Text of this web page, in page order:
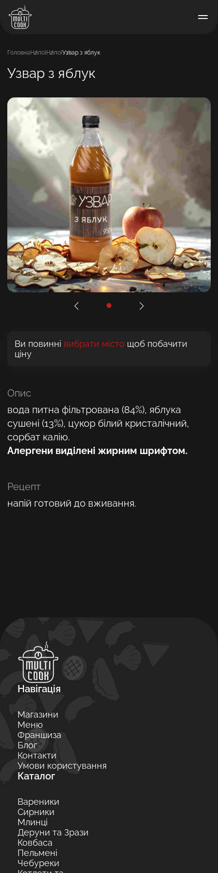
Головна НапоїНапоїУзвар з яблук
Узвар з яблук
Ви повинні вибрати місто щоб побачити
ціну
Опис
вода питна фільтрована (84%), яблука
сушені (13%), цукор білий кристалічний,
сорбат калію.
Алергени виділені жирним шрифтом.
Рецепт
напій готовий до вживання.
Навігація
Магазини
Меню
Франшиза
Блог
Контакти
Умови користування
Каталог
Вареники
Сирники
Млинці
Деруни та Зрази
Ковбаса
Пельмені
Чебуреки